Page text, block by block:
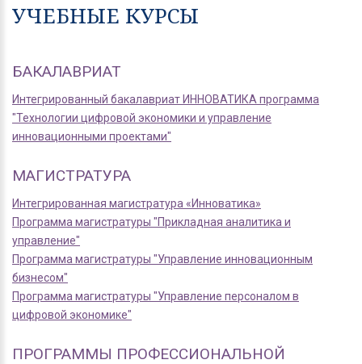
УЧЕБНЫЕ КУРСЫ
БАКАЛАВРИАТ
Интегрированный бакалавриат ИННОВАТИКА программа
"Технологии цифровой экономики и управление
инновационными проектами"
МАГИСТРАТУРА
Интегрированная магистратура «Инноватика»
Программа магистратуры "Прикладная аналитика и
управление"
Программа магистратуры "Управление инновационным
бизнесом"
Программа магистратуры "Управление персоналом в
цифровой экономике"
ПРОГРАММЫ ПРОФЕССИОНАЛЬНОЙ